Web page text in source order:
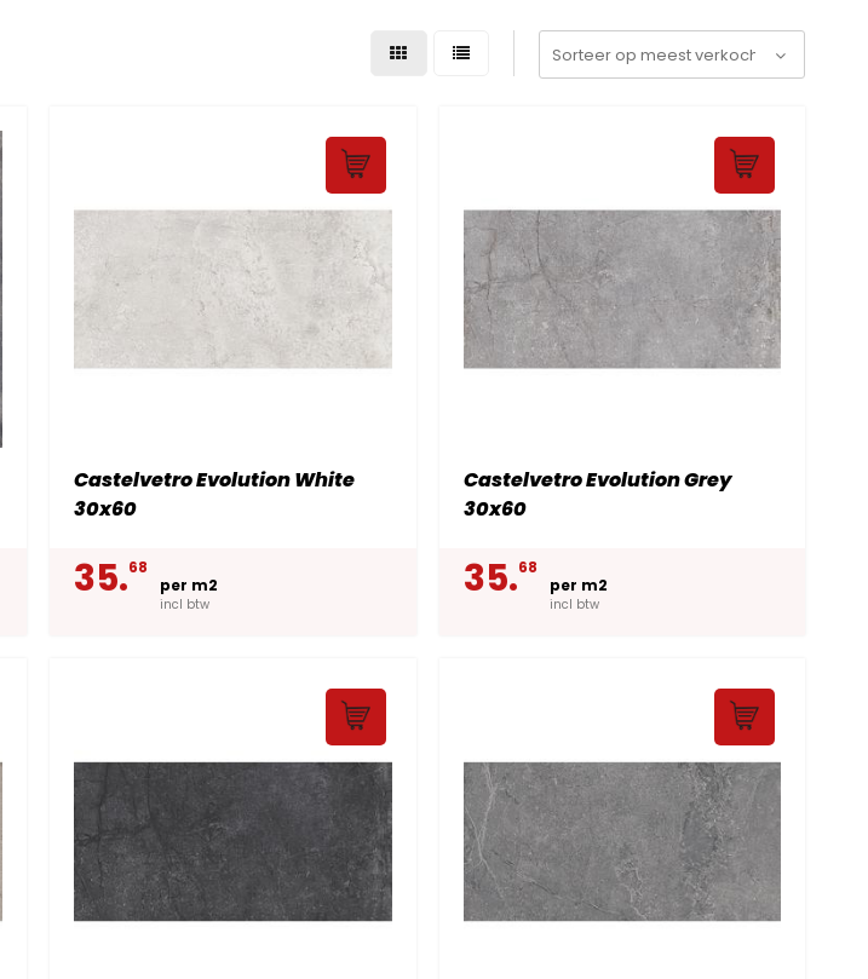
Castelvetro Evolution White
30x60
35.68
per m2
incl btw
Castelvetro Evolution Grey
30x60
35.68
per m2
incl btw